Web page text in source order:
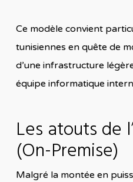
Ce modèle convient
tunisiennes en quête de
d’une infrastructure
équipe informatique
Les atouts de
(On-Premise)
Malgré la montée en